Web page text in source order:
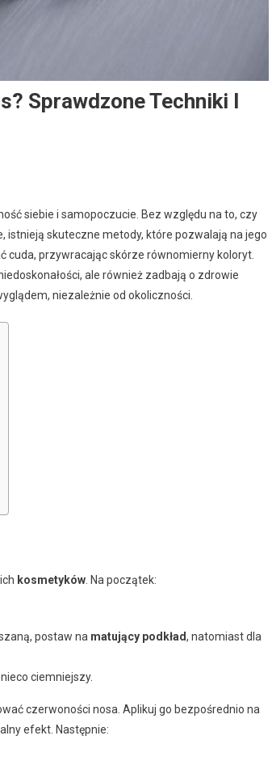
Sprawdzone Techniki I
siebie i samopoczucie. Bez względu na to, czy
istnieją skuteczne metody, które pozwalają na jego
cuda, przywracając skórze równomierny koloryt.
ale również zadbają o zdrowie
niezależnie od okoliczności.
kosmetyków . Na początek:
postaw na matujący podkład, natomiast dla
ciemniejszy.
czerwoności nosa. Aplikuj go bezpośrednio na
efekt. Następnie: